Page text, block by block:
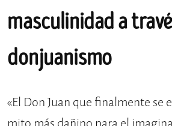
masculinidad a
donjuanismo
«El Don Juan que finalmente se